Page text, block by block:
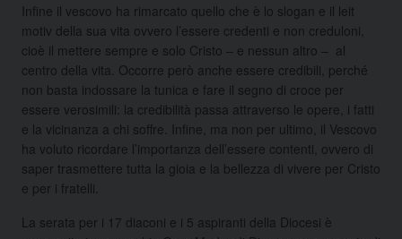
Infine il vescovo ha rimarcato quello che è lo slogan e il leit
motiv della sua vita ovvero l’essere credenti e non creduloni,
cioè il mettere sempre e solo Cristo – e nessun altro – al
centro della vita. Occorre però anche essere credibili, perché
non basta indossare la tunica e fare il segno di croce per
essere verosimili: la credibilità passa attraverso le opere, i fatti
e la vicinanza a chi soffre. Infine, ma non per ultimo, il Vescovo
ha voluto ricordare l’importanza dell’essere contenti, ovvero di
saper trasmettere tutta la gioia e la bellezza di vivere per Cristo
e per i fratelli.
La serata per i 17 diaconi e i 5 aspiranti della Diocesi è